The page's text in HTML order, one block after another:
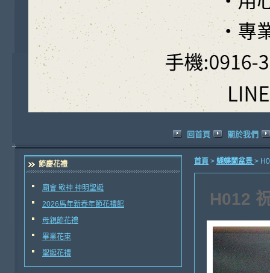
回首頁 關於我們
節慶花禮
廟會 敬神 神明聖誕
2026馬年新春年節花禮館
母親節花禮
畢業花束
聖誕花禮
首頁 > 蝴蝶蘭盆景 >
H012